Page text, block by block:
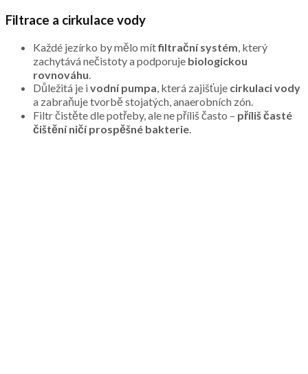
Filtrace a cirkulace vody
Každé jezírko by mělo mítfiltrační systém , který
zachytává nečistoty a podporuje biologickou
rovnováhu
Důležitá je i vodní pumpa , která zajišťuje cirkulaci vody
a zabraňuje tvorbě stojatých, anaerobních zón.
Filtr čistěte dle potřeby, ale ne příliš často – příliš časté
čištění ničí prospěšné bakterie